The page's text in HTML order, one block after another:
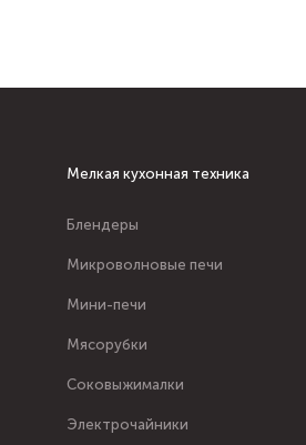
Мелкая кухонная техника
Блендеры
Микроволновые печи
Мини-печи
Мясорубки
Соковыжималки
Электрочайники